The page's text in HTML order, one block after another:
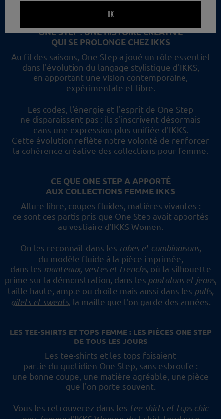
ONE STEP : UNE HISTOIRE CRÉATIVE
QUI SE PROLONGE CHEZ IKKS
Au fil des saisons, One Step a joué un rôle essentiel
dans l'évolution du langage stylistique d'IKKS,
en apportant une vision contemporaine,
expérimentale et libre.
Les codes, l'énergie et l'esprit de One Step
ne disparaissent pas : ils s'inscrivent désormais
dans une expression plus unifiée d'IKKS.
Cette évolution reflète notre volonté de renforcer
la cohérence créative des collections pour femme.
CE QUE ONE STEP A APPORTÉ
AUX COLLECTIONS FEMME IKKS
Allure libre, coupes fluides, matières vivantes :
ce sont ces partis pris que One Step avait apportés
au vestiaire d'IKKS Women.
On les reconnaît dans les robes et combinaisons,
du modèle fluide à la pièce imprimée,
dans les manteaux, vestes et trenchs, où la silhouette
prime sur la démonstration, dans les pantalons et jeans,
taille haute, ample ou droite mais aussi dans les pulls,
gilets et sweats, la maille que l'on garde des années.
LES TEE-SHIRTS ET TOPS FEMME : LES PIÈCES ONE STEP
DE TOUS LES JOURS
Les tee-shirts et les tops faisaient
partie du quotidien One Step, sans esbroufe :
une bonne coupe, une matière agréable, une pièce
que l'on porte souvent.
Vous les retrouverez dans les tee-shirts et tops chic
OK